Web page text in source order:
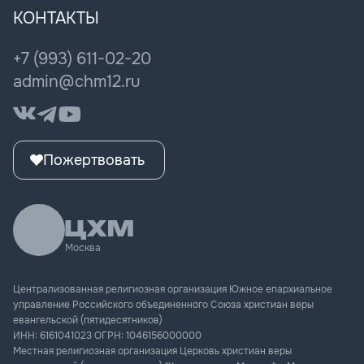
Мужская конференция
Культура поколения
Книги пастора
Москва
+7 (993) 611-02-20
admin@chm12.ru
Пожертвовать
КОНТАКТЫ
Централизованная религиозная организация Южное епархиальное
управление Российского объединенного Союза христиан веры
евангельской (пятидесятников)
ИНН: 6161041023ОГРН: 1046156000000
Местная религиозная организация Церковь христиан веры